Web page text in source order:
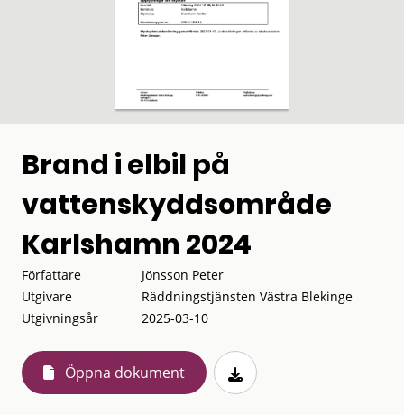
Brand i elbil på
vattenskyddsområde
Karlshamn 2024
Författare
Jönsson Peter
Utgivare
Räddningstjänsten Västra Blekinge
Utgivningsår
2025-03-10
Öppna dokument